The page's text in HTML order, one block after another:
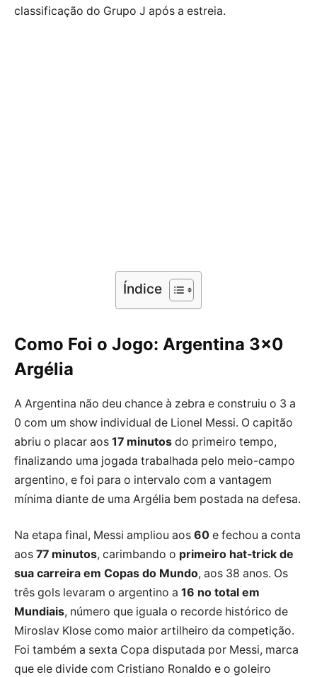
classificação do Grupo J após a estreia.
Índice
Como Foi o Jogo: Argentina 3×0
Argélia
A Argentina não deu chance à zebra e construiu o 3 a
0 com um show individual de Lionel Messi. O capitão
abriu o placar aos 17 minutos do primeiro tempo,
finalizando uma jogada trabalhada pelo meio-campo
argentino, e foi para o intervalo com a vantagem
mínima diante de uma Argélia bem postada na defesa.
Na etapa final, Messi ampliou aos 60 e fechou a conta
aos 77 minutos, carimbando o primeiro hat-trick de
sua carreira em Copas do Mundo, aos 38 anos. Os
três gols levaram o argentino a 16 no total em
Mundiais, número que iguala o recorde histórico de
Miroslav Klose como maior artilheiro da competição.
Foi também a sexta Copa disputada por Messi, marca
que ele divide com Cristiano Ronaldo e o goleiro